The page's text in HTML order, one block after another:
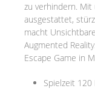
zu verhindern. Mit
ausgestattet,
macht
Augmented
Escape Game in
Spielzeit